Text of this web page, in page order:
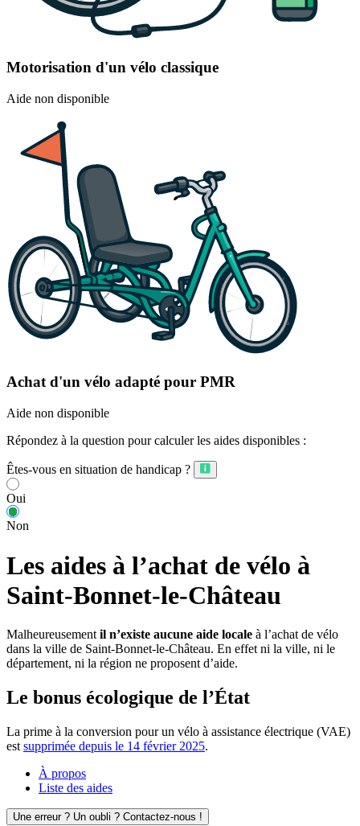
Motorisation d'un vélo classique
Aide non disponible
Achat d'un vélo adapté pour PMR
Aide non disponible
Répondez à la question pour calculer les aides disponibles :
Êtes-vous en situation de handicap ?
Oui
Non
Les aides à l’achat de vélo à
Saint-Bonnet-le-Château
Malheureusement il n’existe aucune aide locale à l’achat de vélo
dans la ville de Saint-Bonnet-le-Château. En effet ni la ville, ni le
département, ni la région ne proposent d’aide.
Le bonus écologique de l’État
La prime à la conversion pour un vélo à assistance électrique (VAE)
est supprimée depuis le 14 février 2025.
À propos
Liste des aides
Une erreur ? Un oubli ? Contactez-nous !